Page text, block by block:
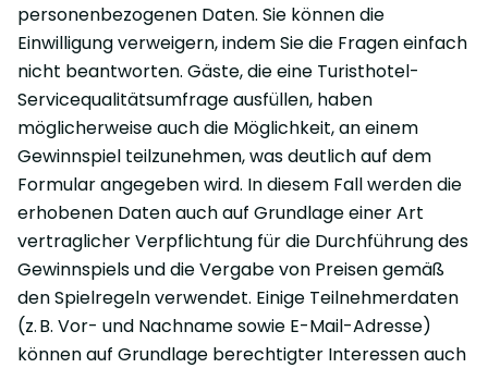
personenbezogenen Daten. Sie können die
Einwilligung verweigern, indem Sie die Fragen einfach
nicht beantworten. Gäste, die eine Turisthotel-
Servicequalitätsumfrage ausfüllen, haben
möglicherweise auch die Möglichkeit, an einem
Gewinnspiel teilzunehmen, was deutlich auf dem
Formular angegeben wird. In diesem Fall werden die
erhobenen Daten auch auf Grundlage einer Art
vertraglicher Verpflichtung für die Durchführung des
Gewinnspiels und die Vergabe von Preisen gemäß
den Spielregeln verwendet. Einige Teilnehmerdaten
(z. B. Vor- und Nachname sowie E-Mail-Adresse)
können auf Grundlage berechtigter Interessen auch